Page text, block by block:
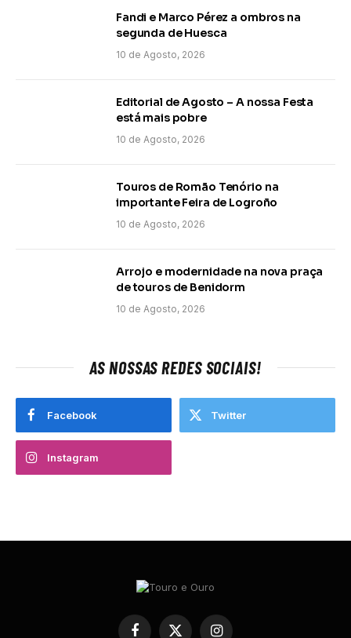
Fandi e Marco Pérez a ombros na
segunda de Huesca
10 de Agosto, 2026
Editorial de Agosto – A nossa Festa
está mais pobre
10 de Agosto, 2026
Touros de Romão Tenório na
importante Feira de Logroño
10 de Agosto, 2026
Arrojo e modernidade na nova praça
de touros de Benidorm
10 de Agosto, 2026
AS NOSSAS REDES SOCIAIS!
Facebook Twitter
Instagram